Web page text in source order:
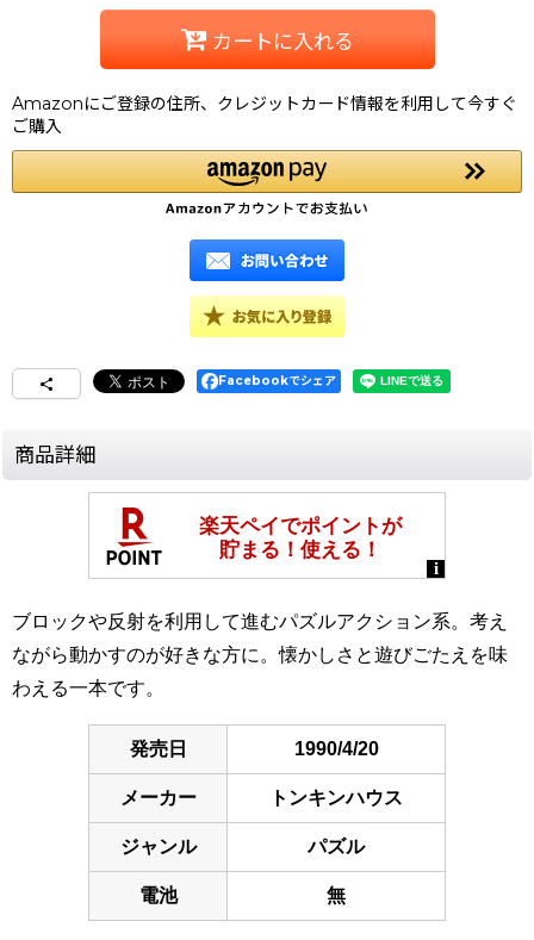
カートに入れる
Amazonにご登録の住所、クレジットカード情報を利用して今すぐ
ご購入
Facebookでシェア
商品詳細
ブロックや反射を利用して進むパズルアクション系。考え
ながら動かすのが好きな方に。懐かしさと遊びごたえを味
わえる一本です。
発売日 1990/4/20
メーカー トンキンハウス
ジャンル パズル
電池 無